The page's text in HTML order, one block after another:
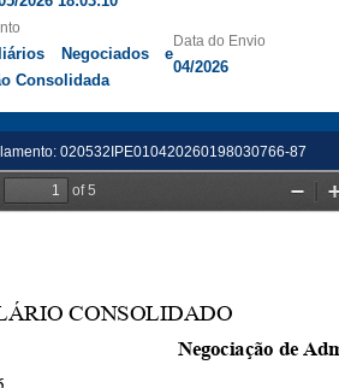
Negociados e
Consolidada
Data do Envio
04/2026
020532IPE010420260198030766-87